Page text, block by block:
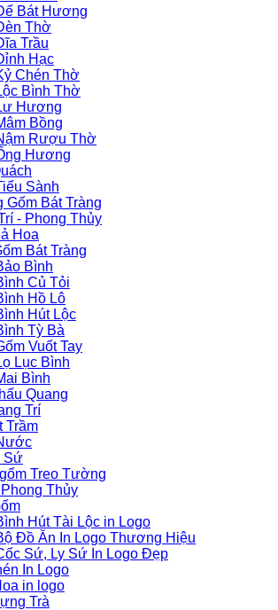
Bát Hương
Thờ
Trầu
Hạc
Chén Thờ
Bình Thờ
Hương
Bồng
Rượu Thờ
Hương
Sành
Gốm Bát Tràng
- Phong Thủy
Hoa
Bát Tràng
Bình
Củ Tỏi
Hồ Lô
Hút Lộc
Tỳ Bà
Vuốt Tay
Lục Bình
Bình
Quang
Trí
Trầm
Sứ
Treo Tường
Thủy
Hút Tài Lộc in Logo
Đồ Ăn In Logo Thương Hiệu
Sứ, Ly Sứ In Logo Đẹp
In Logo
in logo
Trà